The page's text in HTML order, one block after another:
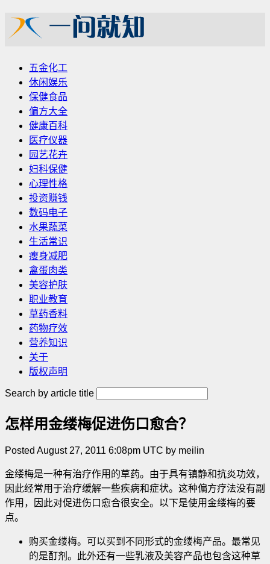
五金化工
休闲娱乐
保健食品
偏方大全
健康百科
医疗仪器
园艺花卉
妇科保健
心理性格
投资赚钱
数码电子
水果蔬菜
生活常识
瘦身减肥
禽蛋肉类
美容护肤
职业教育
草药香料
药物疗效
营养知识
关于
版权声明
Search by article title
怎样用金缕梅促进伤口愈合？
Posted August 27, 2011 6:08pm UTC by meilin
金缕梅是一种有治疗作用的草药。由于具有镇静和抗炎功效，
因此经常用于治疗缓解一些疾病和症状。这种偏方疗法没有副
作用，因此对促进伤口愈合很安全。以下是使用金缕梅的要
点。
购买金缕梅。可以买到不同形式的金缕梅产品。最常见
的是酊剂。此外还有一些乳液及美容产品也包含这种草